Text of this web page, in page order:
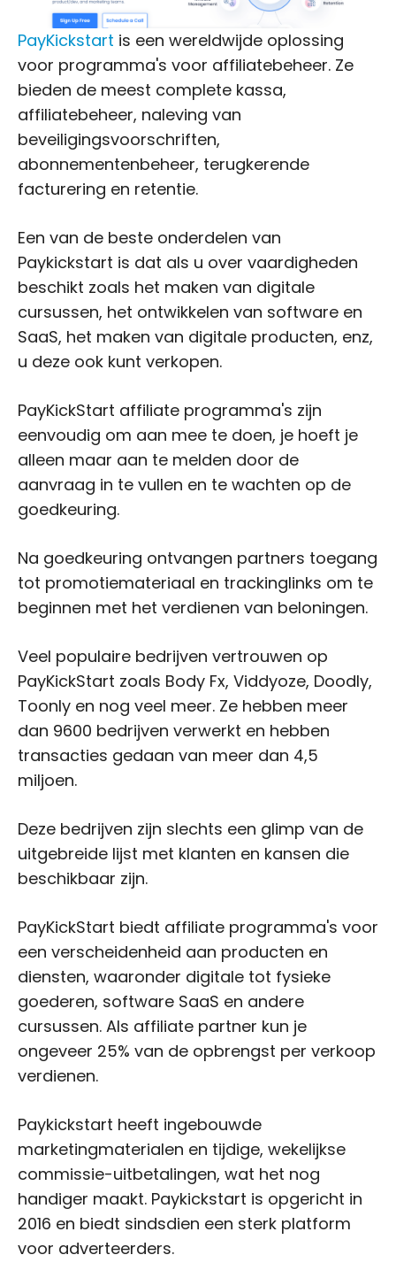
PayKickstart is een wereldwijde oplossing
voor programma's voor affiliatebeheer. Ze
bieden de meest complete kassa,
affiliatebeheer, naleving van
beveiligingsvoorschriften,
abonnementenbeheer, terugkerende
facturering en retentie.
Een van de beste onderdelen van
Paykickstart is dat als u over vaardigheden
beschikt zoals het maken van digitale
cursussen, het ontwikkelen van software en
SaaS, het maken van digitale producten, enz,
u deze ook kunt verkopen.
PayKickStart affiliate programma's zijn
eenvoudig om aan mee te doen, je hoeft je
alleen maar aan te melden door de
aanvraag in te vullen en te wachten op de
goedkeuring.
Na goedkeuring ontvangen partners toegang
tot promotiemateriaal en trackinglinks om te
beginnen met het verdienen van beloningen.
Veel populaire bedrijven vertrouwen op
PayKickStart zoals Body Fx, Viddyoze, Doodly,
Toonly en nog veel meer. Ze hebben meer
dan 9600 bedrijven verwerkt en hebben
transacties gedaan van meer dan 4,5
miljoen.
Deze bedrijven zijn slechts een glimp van de
uitgebreide lijst met klanten en kansen die
beschikbaar zijn.
PayKickStart biedt affiliate programma's voor
een verscheidenheid aan producten en
diensten, waaronder digitale tot fysieke
goederen, software SaaS en andere
cursussen. Als affiliate partner kun je
ongeveer 25% van de opbrengst per verkoop
verdienen.
Paykickstart heeft ingebouwde
marketingmaterialen en tijdige, wekelijkse
commissie-uitbetalingen, wat het nog
handiger maakt. Paykickstart is opgericht in
2016 en biedt sindsdien een sterk platform
voor adverteerders.